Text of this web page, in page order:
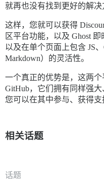
就再也没有找到更好的解决
这样，您就可以获得
区平台功能，以及 Ghost
以及在单个页面上包含 JS
Markdown）的灵活性。
一个真正的优势是，这两
GitHub，它们拥有同样强
您可以在其中参与、获得支
相关话题
话题